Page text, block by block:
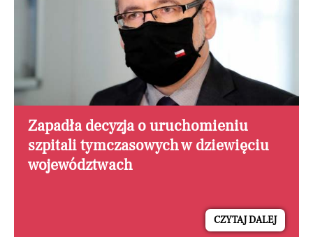
Zapadła decyzja o uruchomieniu
szpitali tymczasowych w dziewięciu
województwach
CZYTAJ DALEJ